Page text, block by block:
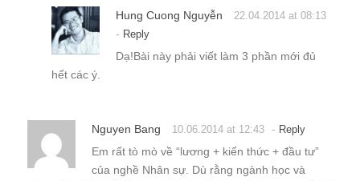
Hung Cuong Nguyễn 22.04.2014 at 08:13
- Reply
Dạ!Bài này phải viết làm 3 phần mới đủ
hết các ý.
Nguyen Bang 10.06.2014 at 12:43 - Reply
Em rất tò mò về “lương + kiến thức + đầu tư”
của nghề Nhân sự. Dù rằng ngành học và